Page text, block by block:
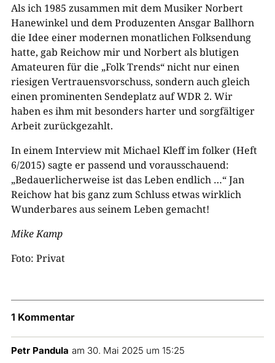
Als ich 1985 zusammen mit dem Musiker Norbert
Hanewinkel und dem Produzenten Ansgar Ballhorn
die Idee einer modernen monatlichen Folksendung
hatte, gab Reichow mir und Norbert als blutigen
Amateuren für die „Folk Trends“ nicht nur einen
riesigen Vertrauensvorschuss, sondern auch gleich
einen prominenten Sendeplatz auf WDR 2. Wir
haben es ihm mit besonders harter und sorgfältiger
Arbeit zurückgezahlt.
In einem Interview mit Michael Kleff im folker (Heft
6/2015) sagte er passend und vorausschauend:
„Bedauerlicherweise ist das Leben endlich …“ Jan
Reichow hat bis ganz zum Schluss etwas wirklich
Wunderbares aus seinem Leben gemacht!
Mike Kamp
Foto: Privat
1 Kommentar
Petr Pandula am 30. Mai 2025 um 15:25